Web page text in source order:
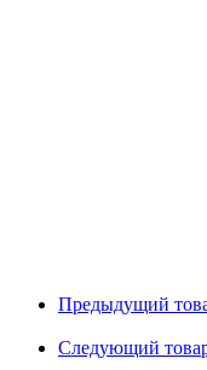
Предыдущий
Следующий